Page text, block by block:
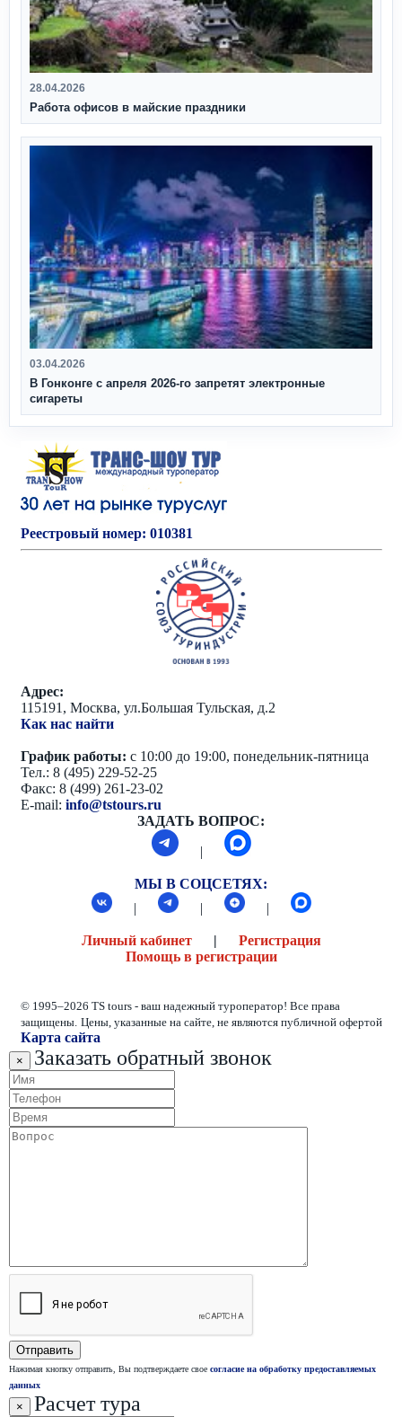
28.04.2026
Работа офисов в майские праздники
03.04.2026
В Гонконге с апреля 2026‑го запретят электронные
сигареты
Реестровый номер: 010381
Адрес:
115191, Москва, ул.Большая Тульская, д.2
Как нас найти
График работы: с 10:00 до 19:00, понедельник-пятница
Тел.: 8 (495) 229-52-25
Факс: 8 (499) 261-23-02
E-mail: info@tstours.ru
ЗАДАТЬ ВОПРОС:
|
МЫ В СОЦСЕТЯХ:
|
| |
Личный кабинет| Регистрация
Помощь в регистрации
© 1995–2026 TS tours - ваш надежный туроператор! Все права
защищены. Цены, указанные на сайте, не являются публичной офертой
Карта сайта
× Заказать обратный звонок
Нажимая кнопку отправить, Вы подтверждаете свое согласие на обработку предоставляемых
данных
× Расчет тура